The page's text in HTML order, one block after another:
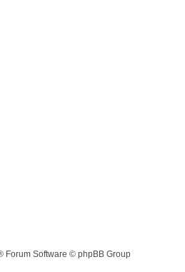
Forum Software © phpBB Group